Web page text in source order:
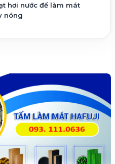
hơi nước để làm mát
nóng